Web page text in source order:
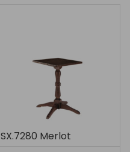
SX.7280 Merlot